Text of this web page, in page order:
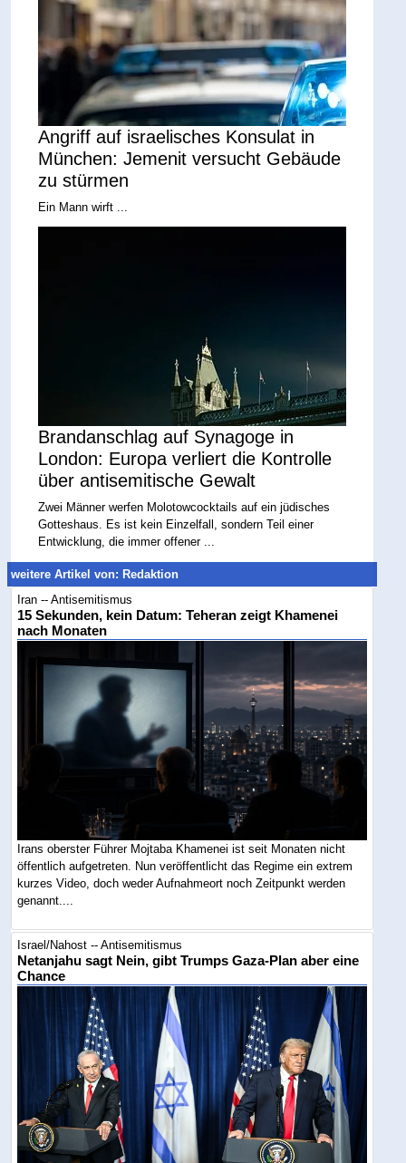
Angriff auf israelisches Konsulat in
München: Jemenit versucht Gebäude
zu stürmen
Ein Mann wirft ...
Brandanschlag auf Synagoge in
London: Europa verliert die Kontrolle
über antisemitische Gewalt
Zwei Männer werfen Molotowcocktails auf ein jüdisches
Gotteshaus. Es ist kein Einzelfall, sondern Teil einer
Entwicklung, die immer offener ...
weitere Artikel von: Redaktion
Iran -- Antisemitismus
15 Sekunden, kein Datum: Teheran zeigt Khamenei
nach Monaten
Irans oberster Führer Mojtaba Khamenei ist seit Monaten nicht
öffentlich aufgetreten. Nun veröffentlicht das Regime ein extrem
kurzes Video, doch weder Aufnahmeort noch Zeitpunkt werden
genannt....
Israel/Nahost -- Antisemitismus
Netanjahu sagt Nein, gibt Trumps Gaza-Plan aber eine
Chance